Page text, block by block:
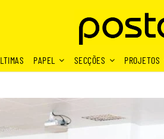
PAPEL SECÇÕES PROJETOS